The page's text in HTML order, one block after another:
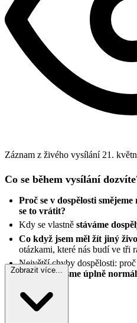
Záznam z živého vysílání 21.
Co se během vysílání
Proč se v dospělosti
se to vrátit?
Kdy se vlastně stáváme
Co když jsem měl žít jiný
otázkami, které nás budí ve tři
Největší chyby dospělosti: proč
– a přitom jsme úplně
Kdo je host?
Zobrazit více...